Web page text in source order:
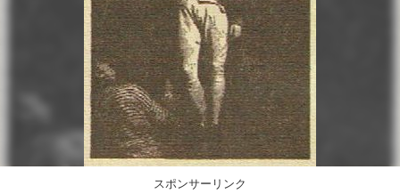
スポンサーリンク